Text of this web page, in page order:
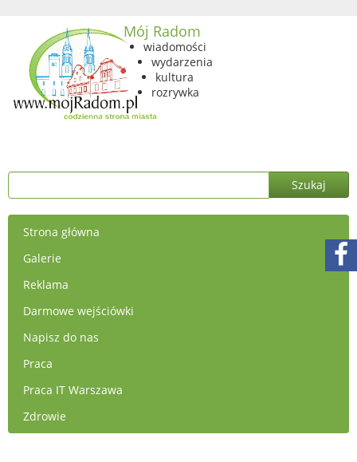
Mój Radom
wiadomości
wydarzenia
kultura
rozrywka
Strona główna
Galerie
Reklama
Darmowe wejściówki
Napisz do nas
Praca
Praca IT Warszawa
Zdrowie